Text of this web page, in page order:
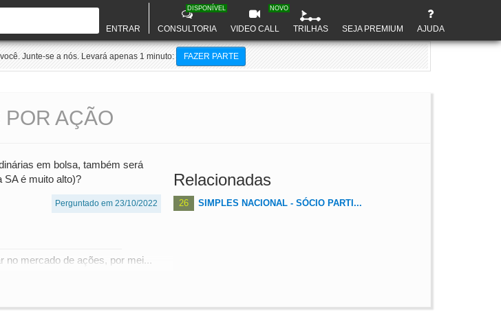
ENTRAR CONSULTORIA
DISPONÍVEL
VIDEO CALL
NOVO
TRILHAS SEJA PREMIUM AJUDA
Junte-se a nós. Levará apenas 1 minuto: FAZER PARTE
AÇÃO
em bolsa, também será
SA é muito alto)?
Perguntado em 23/10/2022
no mercado de ações, por mei...
Relacionadas
26 SIMPLES NACIONAL - SÓCIO PARTI...